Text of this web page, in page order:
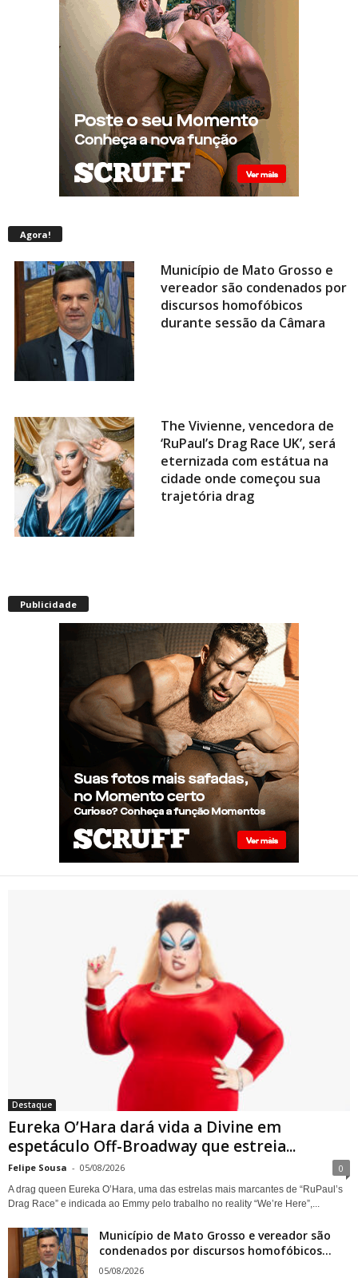
Agora!
Município de Mato Grosso e
vereador são condenados por
discursos homofóbicos
durante sessão da Câmara
The Vivienne, vencedora de
‘RuPaul’s Drag Race UK’, será
eternizada com estátua na
cidade onde começou sua
trajetória drag
“românticas” em iate
Presença de Shangela faz
estrelas de RuPaul’s Drag
Race abandonarem festa de
aniversário de Kennedy
Davenport
Divine em espetáculo Off-
Broadway que estreia em
Nova York sobre a trajetória
da lendária drag queen
Publicidade
Destaque
Eureka O’Hara dará vida a Divine em
espetáculo Off-Broadway que estreia...
Felipe Sousa - 05/08/2026 0
A drag queen Eureka O’Hara, uma das estrelas mais marcantes de “RuPaul’s
Drag Race” e indicada ao Emmy pelo trabalho no reality “We’re Here”,...
Município de Mato Grosso e vereador são
condenados por discursos homofóbicos...
05/08/2026